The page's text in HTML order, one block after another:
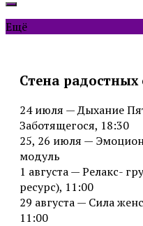
Ещё
Стена радостных
24 июля — Дыхание
Заботящегося, 18:30
25, 26 июля —
модуль
1 августа — Релакс-
ресурс), 11:00
29 августа — Сила
11:00